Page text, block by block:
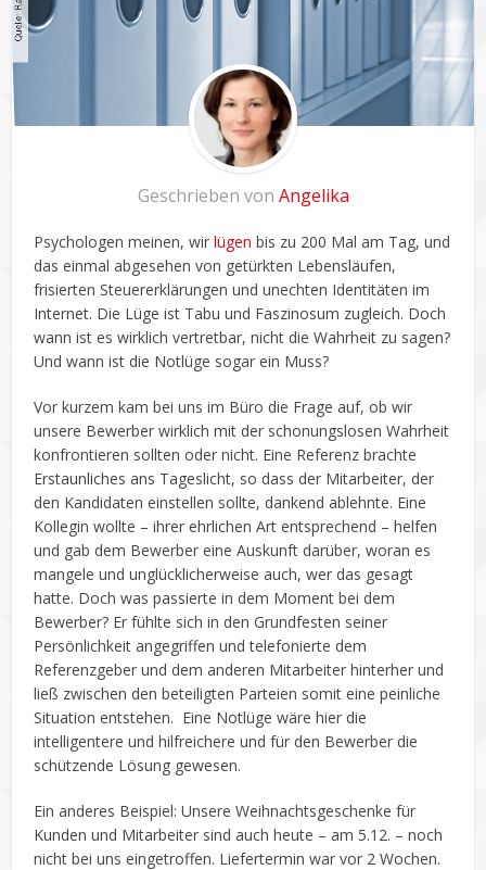
Geschrieben von Angelika
Psychologen meinen, wirlügen bis zu 200 Mal am Tag, und
das einmal abgesehen von getürkten Lebensläufen,
frisierten Steuererklärungen und unechten Identitäten im
Internet. Die Lüge ist Tabu und Faszinosum zugleich. Doch
wann ist es wirklich vertretbar, nicht die Wahrheit zu sagen?
Und wann ist die Notlüge sogar ein Muss?
Vor kurzem kam bei uns im Büro die Frage auf, ob wir
unsere Bewerber wirklich mit der schonungslosen Wahrheit
konfrontieren sollten oder nicht. Eine Referenz brachte
Erstaunliches ans Tageslicht, so dass der Mitarbeiter, der
den Kandidaten einstellen sollte, dankend ablehnte. Eine
Kollegin wollte – ihrer ehrlichen Art entsprechend – helfen
und gab dem Bewerber eine Auskunft darüber, woran es
mangele und unglücklicherweise auch, wer das gesagt
hatte. Doch was passierte in dem Moment bei dem
Bewerber? Er fühlte sich in den Grundfesten seiner
Persönlichkeit angegriffen und telefonierte dem
Referenzgeber und dem anderen Mitarbeiter hinterher und
ließ zwischen den beteiligten Parteien somit eine peinliche
Situation entstehen. Eine Notlüge wäre hier die
intelligentere und hilfreichere und für den Bewerber die
schützende Lösung gewesen.
Ein anderes Beispiel: Unsere Weihnachtsgeschenke für
Kunden und Mitarbeiter sind auch heute – am 5.12. – noch
nicht bei uns eingetroffen. Liefertermin war vor 2 Wochen.